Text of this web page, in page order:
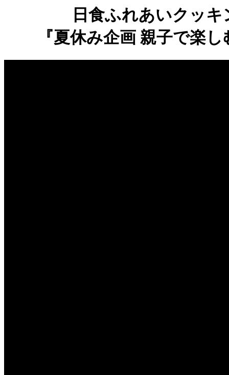
日食ふれあいクッ
『夏休み企画 親子で楽